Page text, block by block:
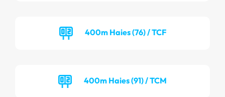
400m Haies (76) / TCF
400m Haies (91) / TCM